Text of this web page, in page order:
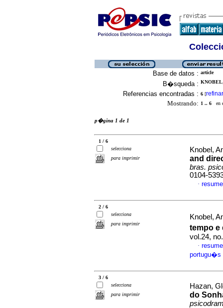
Base de datos : article
B�squeda :
Referencias encontradas : 6 [refinar
Mostrando: 1 .. 6 en
p�gina 1 de 1
1 / 6
selecciona
para imprimir
Knobel,
and
bras.
0104-
·
2 / 6
selecciona
para imprimir
Knobel,
tempo
vol.24,
·
portugu�s
3 / 6
selecciona
para imprimir
Hazan,
do